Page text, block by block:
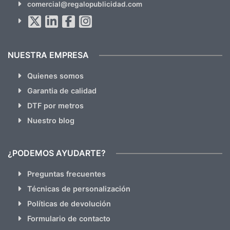
hacemos Spam)
comercial@regalopublicidad.com
NUESTRA EMPRESA
Quienes somos
Garantia de calidad
DTF por metros
Nuestro blog
¿PODEMOS AYUDARTE?
Preguntas frecuentes
Técnicas de personalización
Políticas de devolución
Formulario de contacto